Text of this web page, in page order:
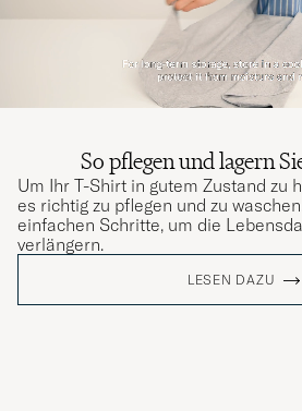
So pflegen und lagern
Um Ihr T-Shirt in gutem Zustand zu
es richtig zu pflegen und zu
einfachen Schritte, um die
verlängern.
LESEN DAZU